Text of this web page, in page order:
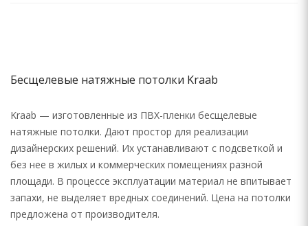
Бесщелевые натяжные потолки Kraab
Kraab — изготовленные из ПВХ-пленки бесщелевые
натяжные потолки. Дают простор для реализации
дизайнерских решений. Их устанавливают с подсветкой и
без нее в жилых и коммерческих помещениях разной
площади. В процессе эксплуатации материал не впитывает
запахи, не выделяет вредных соединений. Цена на потолки
предложена от производителя.